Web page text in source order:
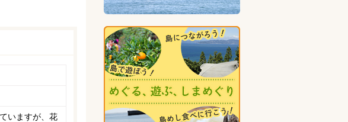
いますが、花